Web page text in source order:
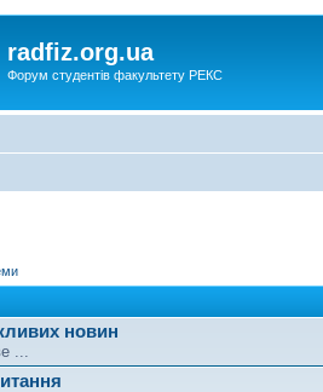
radfiz.org.ua
Форум студентів факультету РЕКС
новин
...